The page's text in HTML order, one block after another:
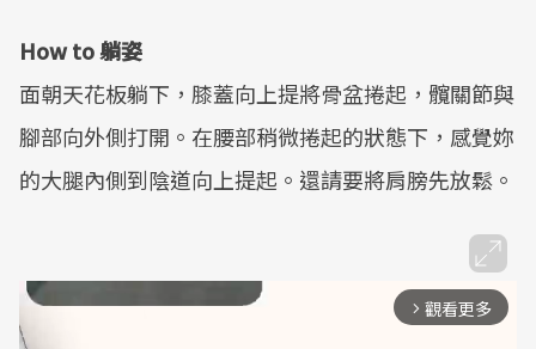
How to 躺姿
面朝天花板躺下，膝蓋向上提將骨盆捲起，髖關節與
腳部向外側打開。在腰部稍微捲起的狀態下，感覺妳
的大腿內側到陰道向上提起。還請要將肩膀先放鬆。
arrow_forward_ios 觀看更多